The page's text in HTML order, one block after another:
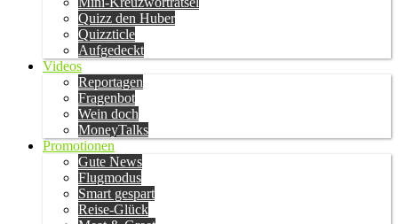
Quizz den Huber
Quizzticle
Aufgedeckt
Videos
Reportagen
Fragenbot
Wein doch
MoneyTalks
Promotionen
Gute News
Flugmodus
Smart gespart
Reise-Glück